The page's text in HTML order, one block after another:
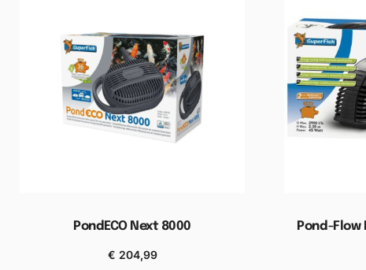
PondECO Next 8000
€ 204,99
Pond-Flow